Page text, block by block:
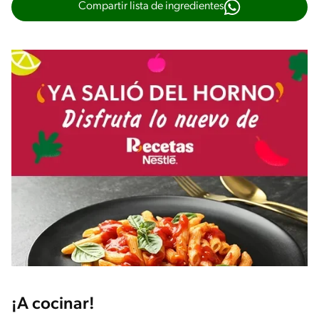
Compartir lista de ingredientes
¡A cocinar!